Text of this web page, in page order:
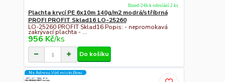
Plachta krycí PE 6x10m 140g/m2 modrá/stříbrná
PROFI PROFIT Sklad16 LO-25260
LO-25260 PROFIT Sklad16 Popis: - nepromokavá
zakrývací plachta - ...
956 Kč/ks
Ihned-24h k odeslání 2 ks
Do košíku
Na Adresu,Výd.místo,Boxu